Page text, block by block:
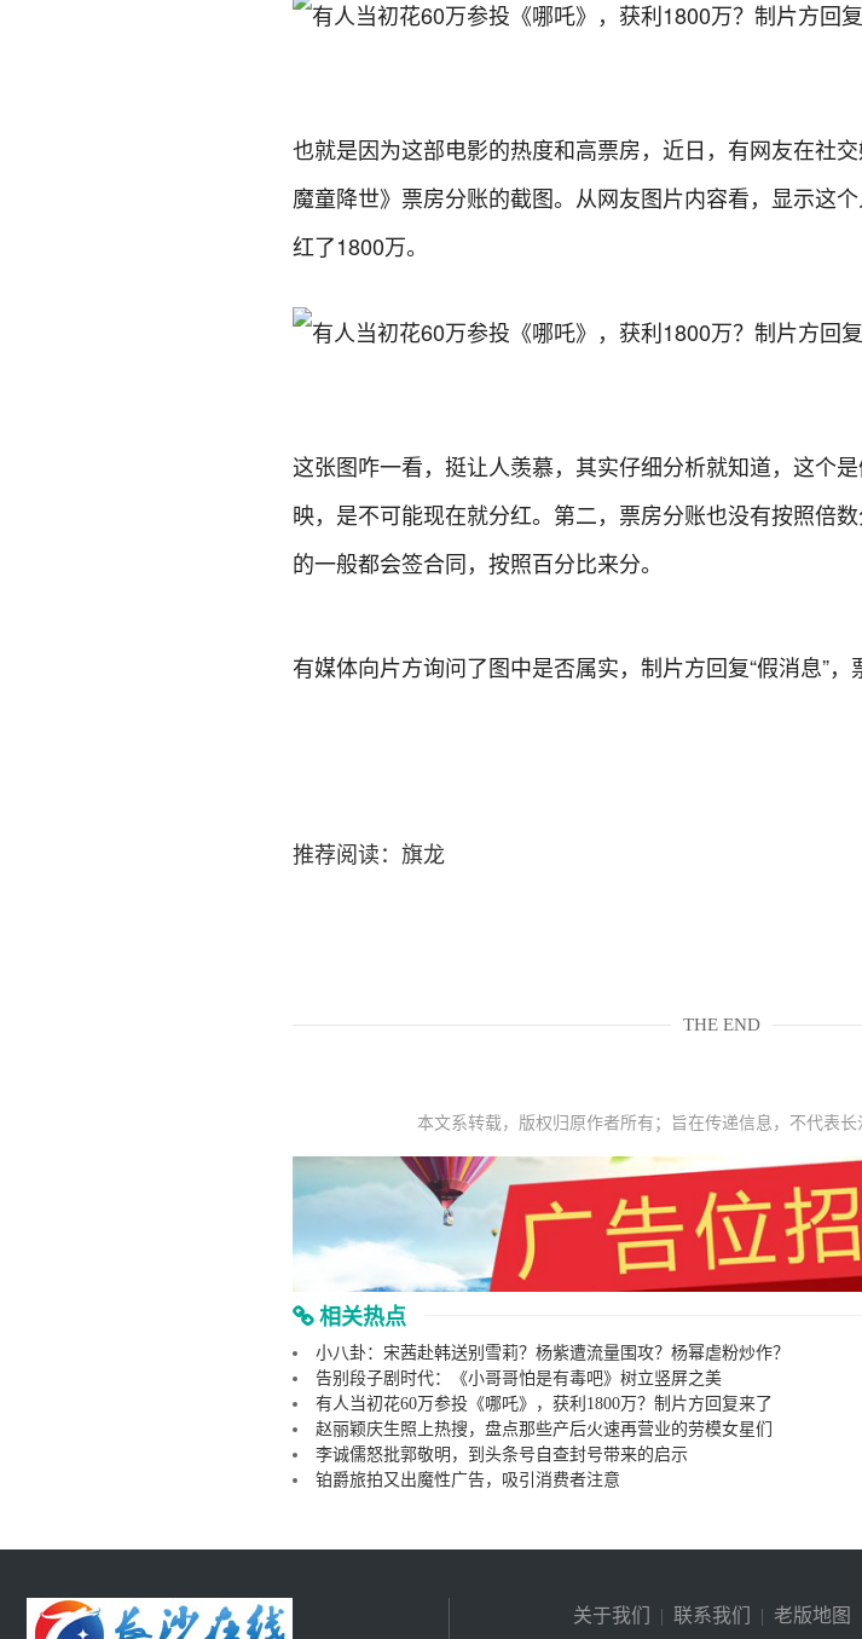
也就是因为这部电影的热度和高票房，近日，有网友在社
魔童降世》票房分账的截图。从网友图片内容看，显示这
红了1800万。
这张图咋一看，挺让人羡慕，其实仔细分析就知道，这个
映，是不可能现在就分红。第二，票房分账也没有按照倍
的一般都会签合同，按照百分比来分。
有媒体向片方询问了图中是否属实，制片方回复“假消息”，
推荐阅读： 旗龙
THE END
本文系转载，版权归原作者所有；旨在传递信息，不代表长
相关热点
小八卦：宋茜赴韩送别雪莉？杨紫遭流量围攻？杨幂虐粉炒作？
告别段子剧时代：《小哥哥怕是有毒吧》树立竖屏之美
有人当初花60万参投《哪吒》，获利1800万？制片方回复来了
赵丽颖庆生照上热搜，盘点那些产后火速再营业的劳模女星们
李诚儒怒批郭敬明，到头条号自查封号带来的启示
铂爵旅拍又出魔性广告，吸引消费者注意
关于我们 | 联系我们 | 老版地图